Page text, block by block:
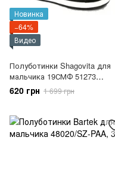
Новинка
−64%
Видео
Полуботинки Shagovita для
мальчика 19СМФ 51273
черный
620 грн 1 699 грн